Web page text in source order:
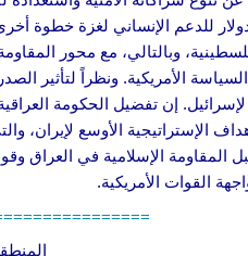
2.3 مليون دولار للدعم الإنساني
وبالتالي، مع محور
الأمريكية. ونظراً لتأثير
إن تفضيل الحكومة
الإستراتيجية الأوسع لإيران،
المقاومة الإسلامية في العراق
القوات الأمريكية.
المنطقة 30 أكتوبر-